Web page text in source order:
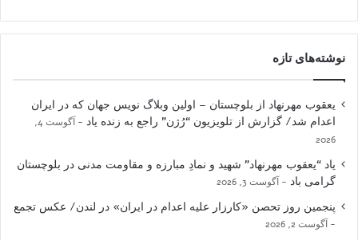
نوشته‌های تازه
یعقوب مهرنهاد از بلوچستان – اولین وبلاگ نویس جهان که در ایران
اعدام شد/ گزارش از تلویزیون “رُژن” راجع به زنده یاد
آگوست 4,
2026
یاد “یعقوب مهرنهاد” شهید و نمادِ مبارزه و مقاومت مدنی در بلوچستان
گرامی باد
آگوست 3, 2026
پنجمین روز تحصن «کارزار علیه اعدام در ایران» در لندن/ عکس تجمع
آگوست 2, 2026